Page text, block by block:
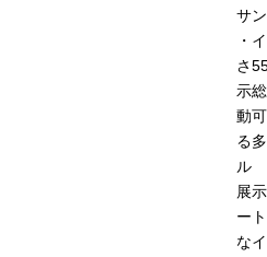
サ
・
さ
示
動
る
展
ー
な